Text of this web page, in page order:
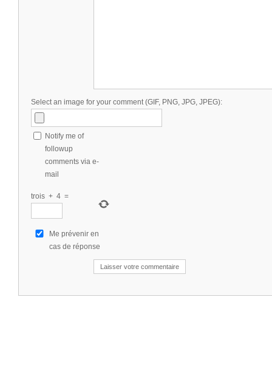
Select an image for your comment (GIF, PNG, JPG, JPEG):
Notify me of
followup
comments via e-
mail
trois + 4 =
Me prévenir en
cas de réponse